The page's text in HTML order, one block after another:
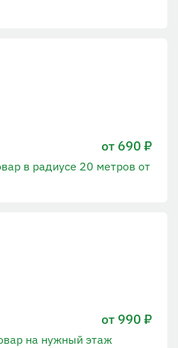
от 690 ₽
в радиусе 20 метров от
от 990 ₽
на нужный этаж